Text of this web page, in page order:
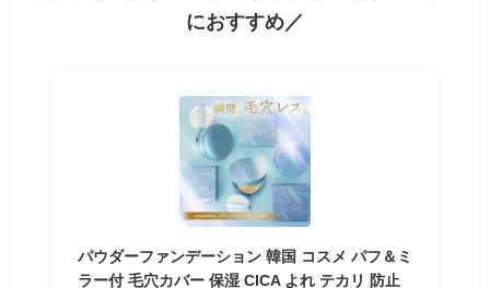
におすすめ／
パウダーファンデーション 韓国 コスメ パフ＆ミ
ラー付 毛穴カバー 保湿 CICA よれ テカリ 防止